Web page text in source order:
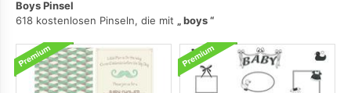
Boys Pinsel
618 kostenlosen Pinseln, die mit
boys